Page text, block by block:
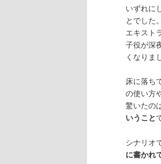
いずれに
とでした。
エキスト
子役が深
くなりま
床に落ち
の使い方
驚いたのは
いうこと
シナリオ
に書かれ